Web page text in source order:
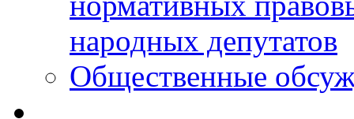
народных депутатов
Общественные